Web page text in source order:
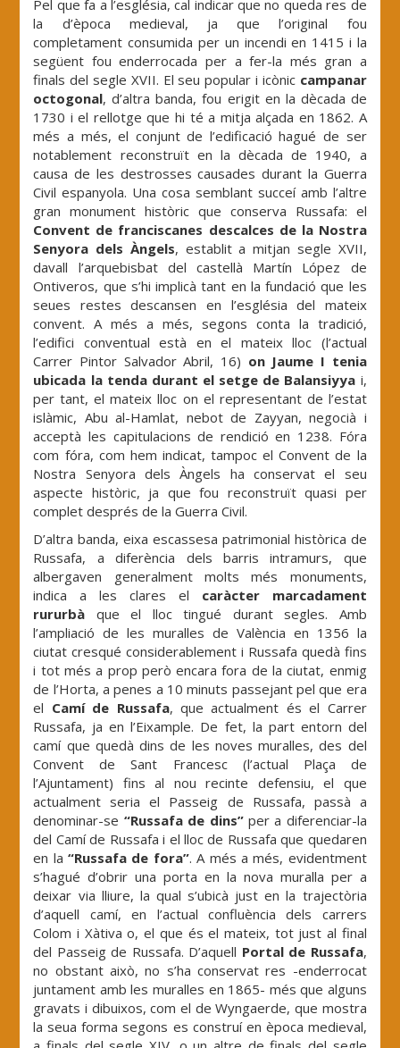
Pel que fa a l’església, cal indicar que no queda res de
la d’època medieval, ja que l’original fou
completament consumida per un incendi en 1415 i la
següent fou enderrocada per a fer-la més gran a
finals del segle XVII. El seu popular i icònic campanar
octogonal, d’altra banda, fou erigit en la dècada de
1730 i el rellotge que hi té a mitja alçada en 1862. A
més a més, el conjunt de l’edificació hagué de ser
notablement reconstruït en la dècada de 1940, a
causa de les destrosses causades durant la Guerra
Civil espanyola. Una cosa semblant succeí amb l’altre
gran monument històric que conserva Russafa: el
Convent de franciscanes descalces de la Nostra
Senyora dels Àngels, establit a mitjan segle XVII,
davall l’arquebisbat del castellà Martín López de
Ontiveros, que s’hi implicà tant en la fundació que les
seues restes descansen en l’església del mateix
convent. A més a més, segons conta la tradició,
l’edifici conventual està en el mateix lloc (l’actual
Carrer Pintor Salvador Abril, 16) on Jaume I tenia
ubicada la tenda durant el setge de Balansiyya i,
per tant, el mateix lloc on el representant de l’estat
islàmic, Abu al-Hamlat, nebot de Zayyan, negocià i
acceptà les capitulacions de rendició en 1238. Fóra
com fóra, com hem indicat, tampoc el Convent de la
Nostra Senyora dels Àngels ha conservat el seu
aspecte històric, ja que fou reconstruït quasi per
complet després de la Guerra Civil.
D’altra banda, eixa escassesa patrimonial històrica de
Russafa, a diferència dels barris intramurs, que
albergaven generalment molts més monuments,
indica a les clares el caràcter marcadament
rururbà que el lloc tingué durant segles. Amb
l’ampliació de les muralles de València en 1356 la
ciutat cresqué considerablement i Russafa quedà fins
i tot més a prop però encara fora de la ciutat, enmig
de l’Horta, a penes a 10 minuts passejant pel que era
el Camí de Russafa, que actualment és el Carrer
Russafa, ja en l’Eixample. De fet, la part entorn del
camí que quedà dins de les noves muralles, des del
Convent de Sant Francesc (l’actual Plaça de
l’Ajuntament) fins al nou recinte defensiu, el que
actualment seria el Passeig de Russafa, passà a
denominar-se “Russafa de dins”per a diferenciar-la
del Camí de Russafa i el lloc de Russafa que quedaren
en la“Russafa de fora”. A més a més, evidentment
s’hagué d’obrir una porta en la nova muralla per a
deixar via lliure, la qual s’ubicà just en la trajectòria
d’aquell camí, en l’actual confluència dels carrers
Colom i Xàtiva o, el que és el mateix, tot just al final
del Passeig de Russafa. D’aquell Portal de Russafa,
no obstant això, no s’ha conservat res -enderrocat
juntament amb les muralles en 1865- més que alguns
gravats i dibuixos, com el de Wyngaerde, que mostra
la seua forma segons es construí en època medieval,